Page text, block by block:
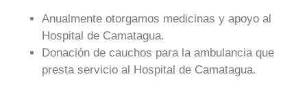
Anualmente otorgamos medicinas y apoyo al
Hospital de Camatagua.
Donación de cauchos para la ambulancia que
presta servicio al Hospital de Camatagua.